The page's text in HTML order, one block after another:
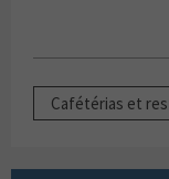
Cafétérias et